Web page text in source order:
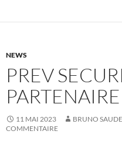
NEWS
PREV
11 MAI 2023 BRUNO
COMMENTAIRE